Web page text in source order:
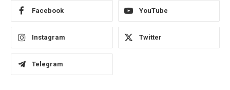
Facebook YouTube
Instagram Twitter
Telegram